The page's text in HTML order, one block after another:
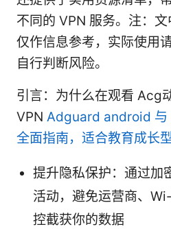
不同的 VPN 服务。注：
仅作信息参考，实际使用
自行判断风险。
引言：为什么在观看 Acg
VPN Adguard android 与
全面指南，适合教育成长
提升隐私保护：通过加
活动，避免运营商、
控截获你的数据